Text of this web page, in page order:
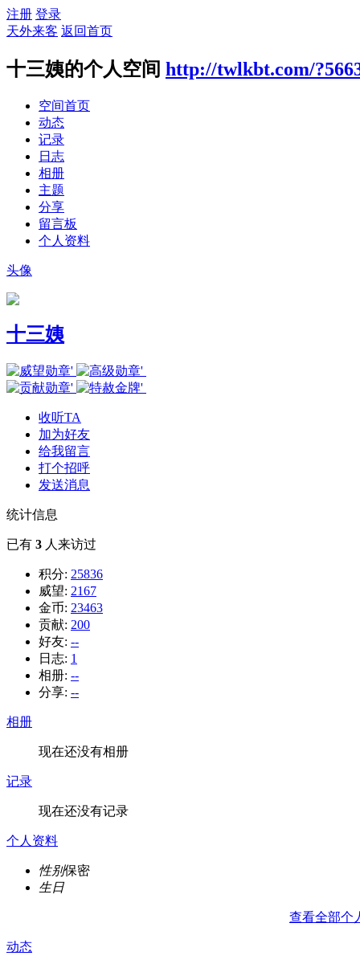
注册 登录
天外来客 返回首页
十三姨的个人空间 http://twlkbt.com/
空间首页
动态
记录
日志
相册
主题
分享
留言板
个人资料
头像
十三姨
收听TA
加为好友
给我留言
打个招呼
发送消息
统计信息
已有 3 人来访过
积分: 25836
威望: 2167
金币: 23463
贡献: 200
好友: --
日志: 1
相册: --
分享: --
相册
现在还没有相册
记录
现在还没有记录
个人资料
性别保密
生日
查看全部个
动态